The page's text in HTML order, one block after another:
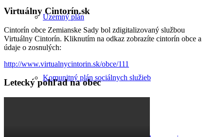
Územný plán
Komunitný plán sociálnych služieb
Virtuálny Cintorín.sk
Cintorín obce Zemianske Sady bol zdigitalizovaný službou
Virtuálny Cintorín. Kliknutím na odkaz zobrazíte cintorín obce a
údaje o zosnulých:
http://www.virtualnycintorin.sk/obce/111
Letecký pohľad na obec